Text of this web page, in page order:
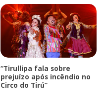
“Tirullipa fala sobre
prejuízo após incêndio no
Circo do Tirú”